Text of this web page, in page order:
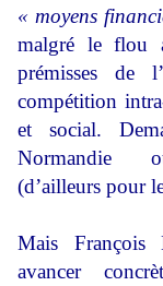
« moyens
malgré le flou
prémisses de
compétition
et social.
Normandie
(d’ailleurs pour
Mais François
avancer